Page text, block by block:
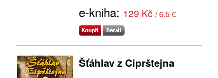
e-kniha: 129 Kč / 6.5 €
Šťáhlav z Ciprštejna